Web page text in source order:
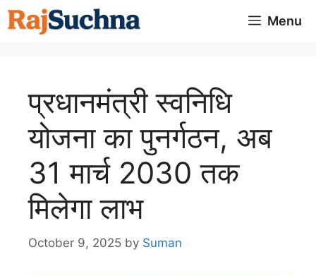
Skip
to
Menu
प्रधानमंत्री स्वनिधि
योजना का पुनर्गठन, अब
31 मार्च 2030 तक
मिलेगा लाभ
October 9, 2025 by Suman